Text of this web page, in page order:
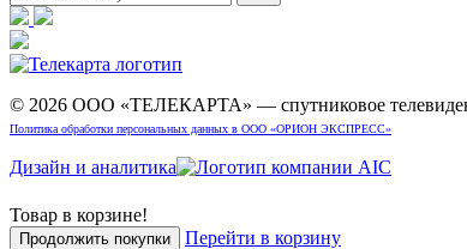
© 2026 ООО «ТЕЛЕКАРТА» — спутниковое
Политика обработки персональных данных в ООО «ОРИОН ЭКСПРЕСС»
Дизайн и аналитика
Товар в корзине!
Продолжить покупки
Перейти в корзину